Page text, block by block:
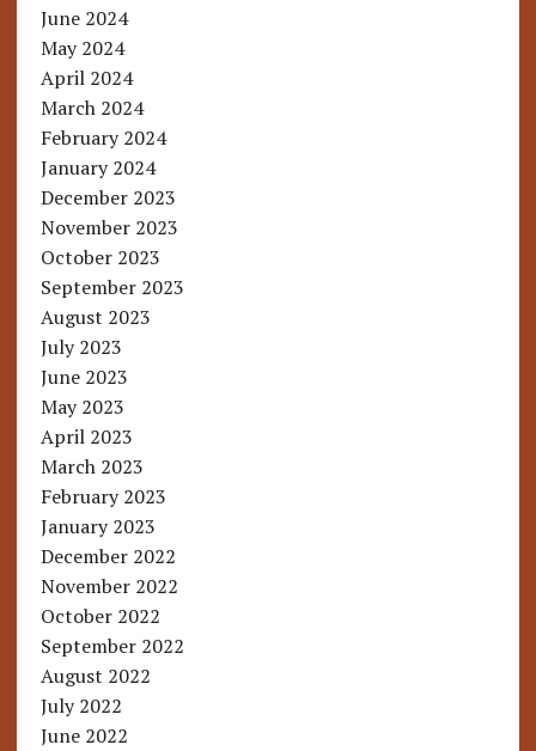
June 2024
May 2024
April 2024
March 2024
February 2024
January 2024
December 2023
November 2023
October 2023
September 2023
August 2023
July 2023
June 2023
May 2023
April 2023
March 2023
February 2023
January 2023
December 2022
November 2022
October 2022
September 2022
August 2022
July 2022
June 2022